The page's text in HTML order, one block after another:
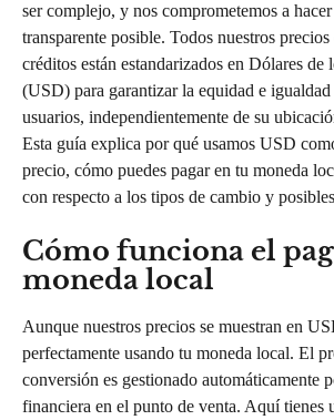
ser complejo, y nos comprometemos a
transparente posible. Todos nuestros
créditos están estandarizados en Dólares de
(USD) para garantizar la equidad e
usuarios, independientemente de su
Esta guía explica por qué usamos USD
precio, cómo puedes pagar en tu moneda
con respecto a los tipos de cambio y
Cómo funciona el
moneda local
Aunque nuestros precios se muestran en
perfectamente usando tu moneda local. El
conversión es gestionado automáticamente
financiera en el punto de venta. Aquí tienes